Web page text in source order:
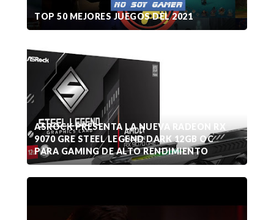
TOP 50 MEJORES JUEGOS DEL 2021
ASROCK PRESENTA LA NUEVA RADEON RX
9070 GRE STEEL LEGEND DARK 12GB OC
PARA GAMING DE ALTO RENDIMIENTO